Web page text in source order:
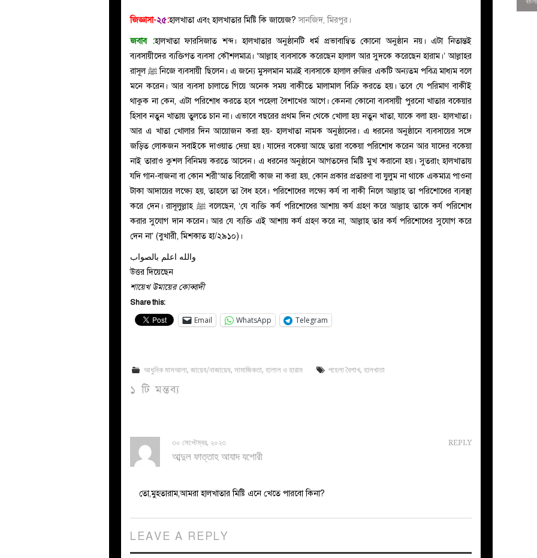
জিজ্ঞাসা-২৫:হালখাতা এবং হালখাতার মিষ্টি কি জায়েজ?সানজিদ, মিরপুর।
জবাব :হালখাতা ফারসিজাত শব্দ। হালখাতার অনুষ্ঠানটি ধর্ম প্রভাবান্বিত কোনো অনুষ্ঠান নয়। এটা নিতান্তই
ব্যবসায়ীদের ব্যক্তিগত ব্যবসা কৌশলমাত্র। ‘আল্লাহ ব্যবসাকে করেছেন হালাল আর সুদকে করেছেন হারাম।’ আল্লাহর
রাসূল
ﷺনিজে ব্যবসায়ী ছিলেন। এ জন্যে মুসলমান মাত্রই ব্যবসাকে হালাল রুজির একটি অন্যতম পবিত্র মাধ্যম বলে
মনে করেন। আর ব্যবসা চালাতে গিয়ে অনেক সময় বাকীতে মালামাল বিক্রি করতে হয়। তবে যে পরিমাণ বাকীই
থাকুক না কেন, এটা পরিশোধ করতে হবে পহেলা বৈশাখের আগে। কেননা কোনো ব্যবসায়ী পুরনো খাতার বকেয়ার
হিসাব নতুন খাতায় তুলতে চান না। এভাবে বছরের প্রথম দিন থেকে খোলা হয় নতুন খাতা, যাকে বলা হয়- হালখাতা।
আর এ খাতা খোলার দিন আয়োজন করা হয়- হালখাতা নামক অনুষ্ঠানের। এ ধরনের অনুষ্ঠানে ব্যবসায়ের সঙ্গে
জড়িত লোকজন সবাইকে দাওয়াত দেয়া হয়। যাদের বকেয়া আছে তারা বকেয়া পরিশোধ করেন আর যাদের বকেয়া
নাই তারাও কুশল বিনিময় করতে আসেন। এ ধরনের অনুষ্ঠানে আগতদের মিষ্টি মুখ করানো হয়। সুতরাং হালখাতায়
যদি গান-বাজনা বা কোন শরী‘আত বিরোধী কাজ না করা হয়, কোন প্রকার প্রতারণা বা যুলুম না থাকে একমাত্র পাওনা
টাকা আদায়ের লক্ষ্যে হয়, তাহলে তা বৈধ হবে। পরিশোধের লক্ষ্যে কর্য বা বাকী নিলে আল্লাহ তা পরিশোধের ব্যবস্থা
করে দেন। রাসূলুল্লাহ
ﷺবলেছেন, ‘যে ব্যক্তি কর্য পরিশোধের আশায় কর্য গ্রহণ করে আল্লাহ তাকে কর্য পরিশোধ
করার সুযোগ দান করেন। আর যে ব্যক্তি এই আশায় কর্য গ্রহণ করে না, আল্লাহ তার কর্য পরিশোধের সুযোগ করে
দেন না’ (বুখারী, মিশকাত হা/২৯১০)।
والله اعلم بالصواب
উত্তর দিয়েছেন
শায়েখ উমায়ের কোব্বাদী
Share this:
Email WhatsApp Telegram
আধুনিক মাসআলা,জায়েয/নাজায়েয,সামাজিকতা,হালাল ও হারাম পহেলা বৈশাখ,হালখাতা
১ টি মন্তব্য
REPLY
৩০ সেপ্টেম্বর, ২০২৩
আব্দুল ফাত্তাহ আযাদ যশোরী
তো,মুহতারাম,আমরা হালখাতার মিষ্টি এনে খেতে পারবো কিনা?
LEAVE A REPLY